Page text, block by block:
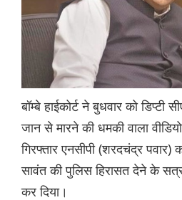
बॉम्बे हाईकोर्ट ने बुधवार को डिप्टी
जान से मारने की धमकी वाला
गिरफ्तार एनसीपी (शरदचंद्र पवार)
सावंत की पुलिस हिरासत देने के
कर दिया।